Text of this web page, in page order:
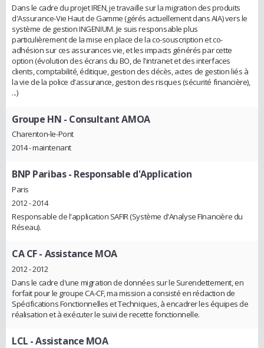
Dans le cadre du projet IREN, je travaille sur la migration des produits
d'Assurance-Vie Haut de Gamme (gérés actuellement dans AIA) vers le
système de gestion INGENIUM. Je suis responsable plus
particulièrement de la mise en place de la co-souscription et co-
adhésion sur ces assurances vie, et les impacts générés par cette
option (évolution des écrans du BO, de l'intranet et des interfaces
clients, comptabilité, éditique, gestion des décès, actes de gestion liés à
la vie de la police d'assurance, gestion des risques (sécurité financière),
...)
Groupe HN - Consultant AMOA
Charenton-le-Pont
2014 - maintenant
BNP Paribas- Responsable d'Application
Paris
2012 - 2014
Responsable de l'application SAFIR (Système d'Analyse FInancière du
Réseau).
CA CF- Assistance MOA
2012 - 2012
Dans le cadre d'une migration de données sur le Surendettement, en
forfait pour le groupe CA-CF, ma mission a consisté en rédaction de
Spécifications Fonctionnelles et Techniques, à encadrer les équipes de
réalisation et à exécuter le suivi de recette fonctionnelle.
LCL - Assistance MOA